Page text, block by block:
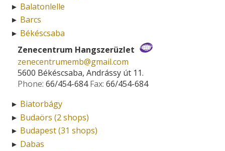
► Balatonlelle
► Barcs
► Békéscsaba
Zenecentrum Hangszerüzlet
zenecentrumemb­@­gmail.com
5600 Békéscsaba, Andrássy út 11.
Phone: 66/454-684 Fax: 66/454-684
► Biatorbágy
► Budaörs (2 shops)
► Budapest (31 shops)
► Dabas